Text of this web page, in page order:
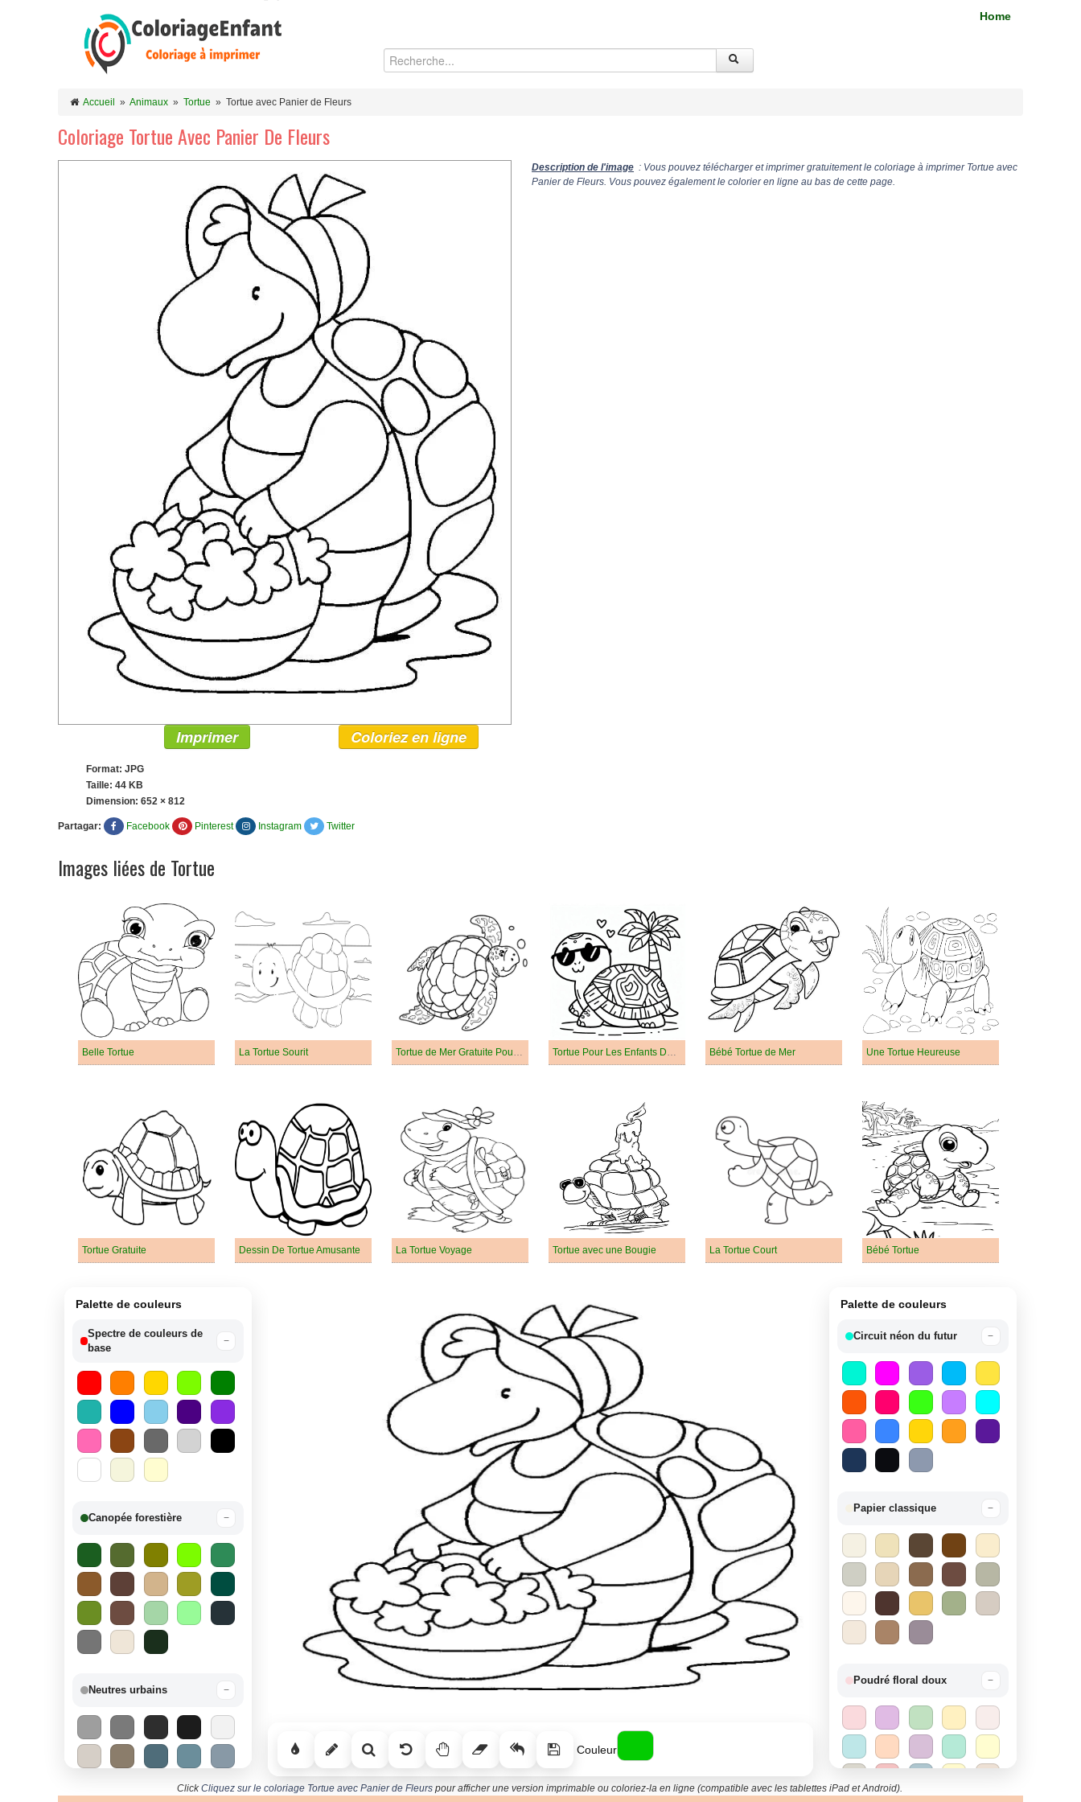
Home
Accueil » Animaux » Tortue » Tortue avec Panier de Fleurs
Coloriage Tortue Avec Panier De Fleurs
Description de l'image : Vous pouvez télécharger et imprimer gratuitement le coloriage à imprimer Tortue avec
Panier de Fleurs. Vous pouvez également le colorier en ligne au bas de cette page.
Imprimer Coloriez en ligne
Format: JPG
Taille: 44 KB
Dimension: 652 × 812
Partagar: Facebook Pinterest Instagram Twitter
Images liées de Tortue
Belle Tortue La Tortue Sourit Tortue de Mer Gratuite Pour les Enfants Tortue Pour Les Enfants De 5 An Bébé Tortue de Mer Une Tortue Heureuse
Tortue Gratuite Dessin De Tortue Amusante La Tortue Voyage Tortue avec une Bougie La Tortue Court Bébé Tortue
Palette de couleurs
Spectre de couleurs de
base
−
Canopée forestière −
Neutres urbains −
Couleur
Palette de couleurs
Circuit néon du futur −
Papier classique −
Poudré floral doux −
ClickCliquez sur le coloriage Tortue avec Panier de Fleurspour afficher une version imprimable ou coloriez-la en ligne (compatible avec les tablettes iPad et Android).